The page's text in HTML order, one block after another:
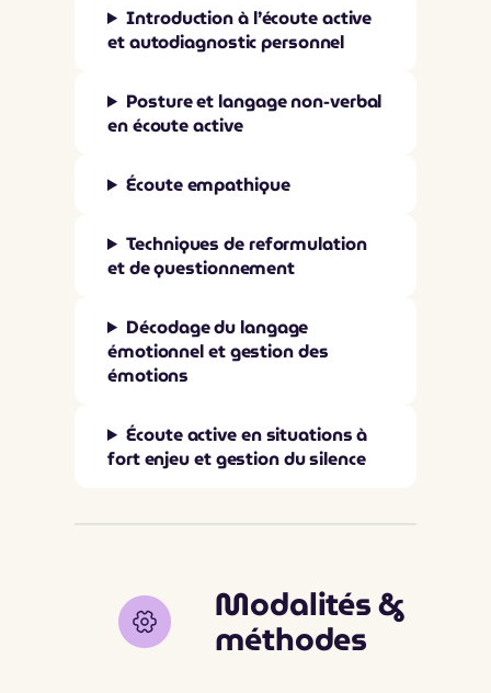
Introduction à l’écoute active
et autodiagnostic personnel
Posture et langage non-verbal
en écoute active
Écoute empathique
Techniques de reformulation
et de questionnement
Décodage du langage
émotionnel et gestion des
émotions
Écoute active en situations à
fort enjeu et gestion du silence
Modalités &
méthodes